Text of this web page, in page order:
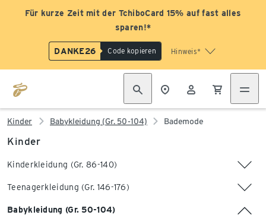
Für kurze Zeit mit der TchiboCard 15% auf fast alles
sparen!*
DANKE26 Code kopieren Hinweis*
Kinder Babykleidung (Gr. 50-104) Bademode
Kinder
Kinderkleidung (Gr. 86-140)
Teenagerkleidung (Gr. 146-176)
Babykleidung (Gr. 50-104)